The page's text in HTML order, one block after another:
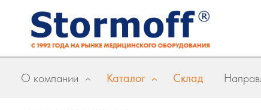
О компании Каталог Склад